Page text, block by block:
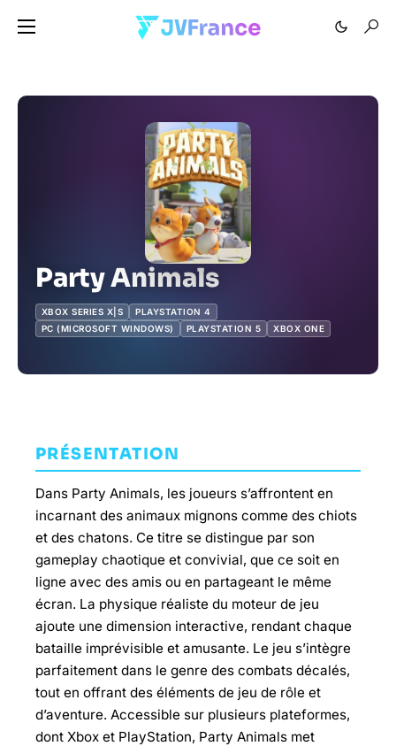
Party Animals
XBOX SERIES X|S
PLAYSTATION 4
PC (MICROSOFT WINDOWS)
PLAYSTATION 5 XBOX ONE
PRÉSENTATION
Dans Party Animals, les joueurs s’affrontent en
incarnant des animaux mignons comme des chiots
et des chatons. Ce titre se distingue par son
gameplay chaotique et convivial, que ce soit en
ligne avec des amis ou en partageant le même
écran. La physique réaliste du moteur de jeu
ajoute une dimension interactive, rendant chaque
bataille imprévisible et amusante. Le jeu s’intègre
parfaitement dans le genre des combats décalés,
tout en offrant des éléments de jeu de rôle et
d’aventure. Accessible sur plusieurs plateformes,
dont Xbox et PlayStation, Party Animals met